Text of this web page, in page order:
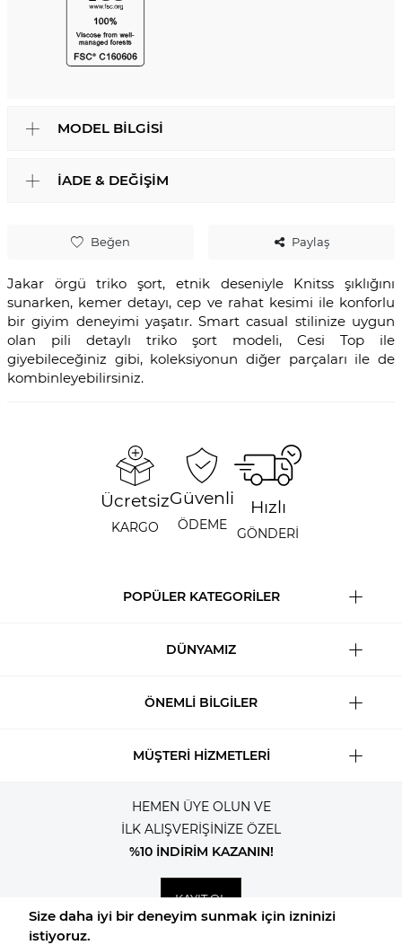
Beğen Paylaş
Jakar örgü triko şort, etnik deseniyle Knitss şıklığını
sunarken, kemer detayı, cep ve rahat kesimi ile konforlu
bir giyim deneyimi yaşatır. Smart casual stilinize uygun
olan pili detaylı triko şort modeli, Cesi Top ile
giyebileceğiniz gibi, koleksiyonun diğer parçaları ile de
kombinleyebilirsiniz.
MODEL BILGISI
İADE & DEĞIŞIM
Ücretsiz
KARGO
Güvenli
ÖDEME
Hızlı
GÖNDERİ
POPÜLER KATEGORİLER
DÜNYAMIZ
ÖNEMLİ BİLGİLER
MÜŞTERİ HİZMETLERİ
HEMEN ÜYE OLUN VE
İLK ALIŞVERİŞİNİZE ÖZEL
%10 İNDİRİM KAZANIN!
KAYIT OL